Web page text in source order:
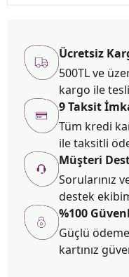
Ücretsiz
500TL ve
kargo ile
9 Taksit
Tüm kredi
ile taksitli
Müşteri
Sorularınız
destek
%100
Güçlü
kartınız